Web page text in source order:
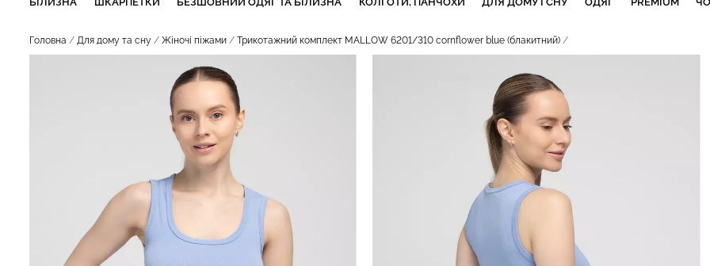
Головна Для дому та сну Жіночі піжами Трикотажний комплект MALLOW 6201/310 cornflower blue (блакитний)